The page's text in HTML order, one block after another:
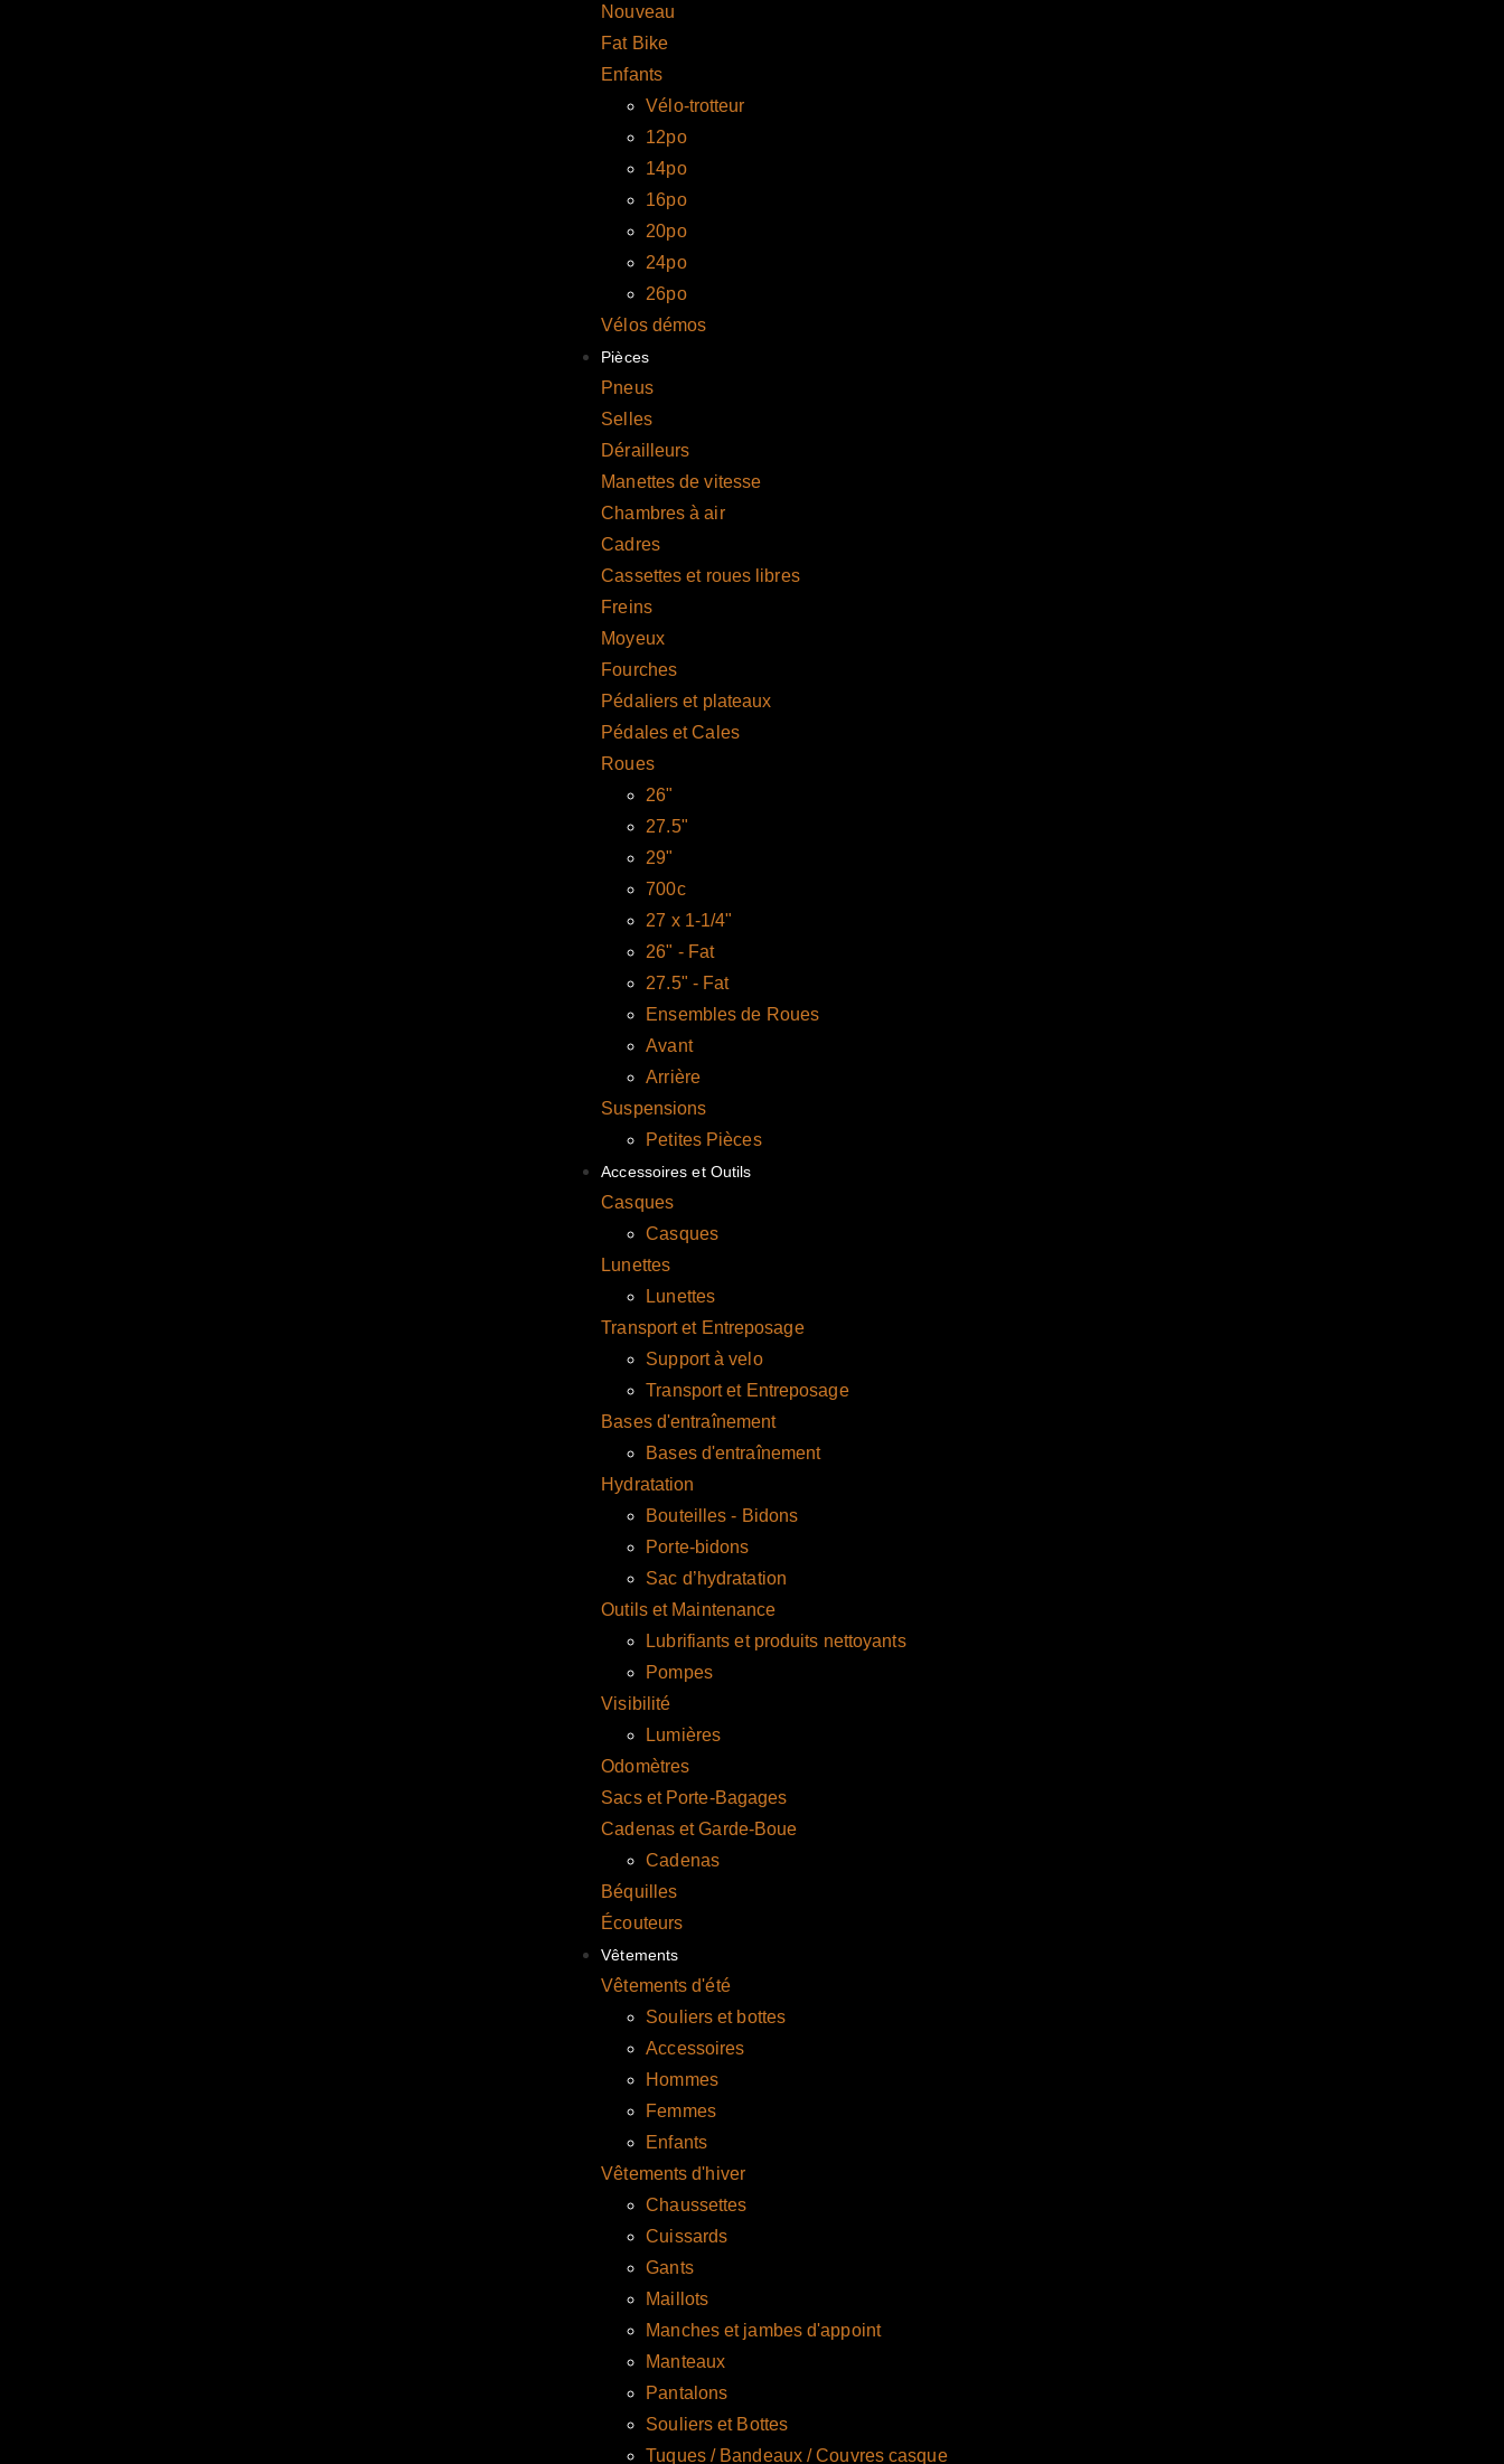
Nouveau
Fat Bike
Enfants
Vélo-trotteur
12po
14po
16po
20po
24po
26po
Vélos démos
Pièces
Pneus
Selles
Dérailleurs
Manettes de vitesse
Chambres à air
Cadres
Cassettes et roues libres
Freins
Moyeux
Fourches
Pédaliers et plateaux
Pédales et Cales
Roues
26"
27.5"
29"
700c
27 x 1-1/4"
26" - Fat
27.5" - Fat
Ensembles de Roues
Avant
Arrière
Suspensions
Petites Pièces
Accessoires et Outils
Casques
Casques
Lunettes
Lunettes
Transport et Entreposage
Support à velo
Transport et Entreposage
Bases d'entraînement
Bases d'entraînement
Hydratation
Bouteilles - Bidons
Porte-bidons
Sac d’hydratation
Outils et Maintenance
Lubrifiants et produits nettoyants
Pompes
Visibilité
Lumières
Odomètres
Sacs et Porte-Bagages
Cadenas et Garde-Boue
Cadenas
Béquilles
Écouteurs
Vêtements
Vêtements d'été
Souliers et bottes
Accessoires
Hommes
Femmes
Enfants
Vêtements d'hiver
Chaussettes
Cuissards
Gants
Maillots
Manches et jambes d'appoint
Manteaux
Pantalons
Souliers et Bottes
Tuques / Bandeaux / Couvres casque